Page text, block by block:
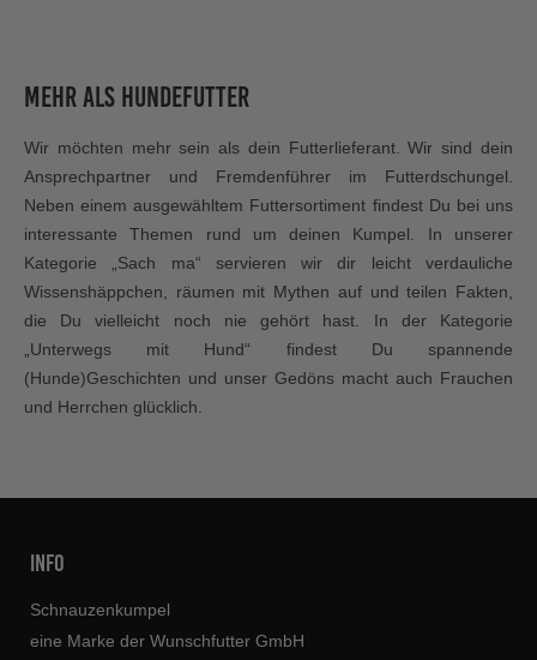
mehr als Hundefutter
Wir möchten mehr sein als dein Futterlieferant. Wir sind dein
Ansprechpartner und Fremdenführer im Futterdschungel.
Neben einem ausgewähltem Futtersortiment findest Du bei uns
interessante Themen rund um deinen Kumpel. In unserer
Kategorie „Sach ma“ servieren wir dir leicht verdauliche
Wissenshäppchen, räumen mit Mythen auf und teilen Fakten,
die Du vielleicht noch nie gehört hast. In der Kategorie
„Unterwegs mit Hund“ findest Du spannende
(Hunde)Geschichten und unser Gedöns macht auch Frauchen
und Herrchen glücklich.
INFO
Schnauzenkumpel
eine Marke der Wunschfutter GmbH